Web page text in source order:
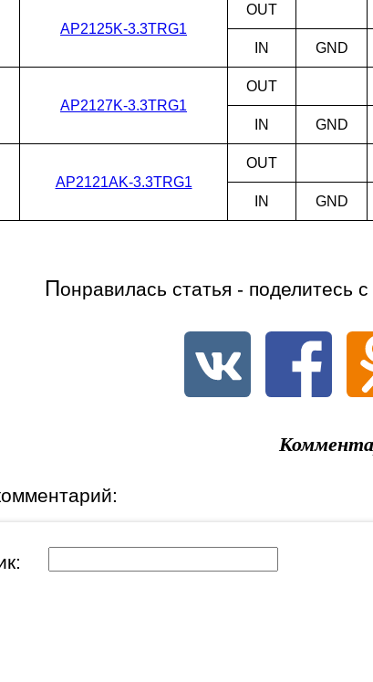
AP2125K-3.3TRG1
OUT
IN
GND
AP2127K-3.3TRG1
OUT
IN
GND
AP2121AK-3.3TRG1
OUT
IN
GND
Понравилась статья - поделитесь